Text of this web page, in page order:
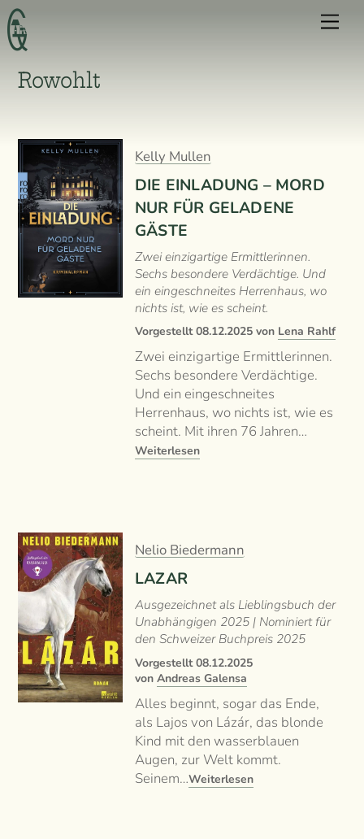
Skip
to
content
Rowohlt
Kelly Mullen
DIE EINLADUNG – MORD
NUR FÜR GELADENE
GÄSTE
Zwei einzigartige Ermittlerinnen.
Sechs besondere Verdächtige. Und
ein eingeschneites Herrenhaus, wo
nichts ist, wie es scheint.
Vorgestellt 08.12.2025von Lena Rahlf
Zwei einzigartige Ermittlerinnen.
Sechs besondere Verdächtige.
Und ein eingeschneites
Herrenhaus, wo nichts ist, wie es
scheint. Mit ihren 76 Jahren…
Weiterlesen
Nelio Biedermann
LAZAR
Ausgezeichnet als Lieblingsbuch der
Unabhängigen 2025 | Nominiert für
den Schweizer Buchpreis 2025
Vorgestellt 08.12.2025
von Andreas Galensa
Alles beginnt, sogar das Ende,
als Lajos von Lázár, das blonde
Kind mit den wasserblauen
Augen, zur Welt kommt.
Seinem…Weiterlesen